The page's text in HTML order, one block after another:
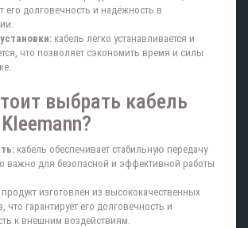
его долговечность и надёжность в
кабель легко устанавливается и
что позволяет сэкономить время и силы
выбрать кабель
кабель обеспечивает стабильную передачу
важно для безопасной и эффективной работы
продукт изготовлен из высококачественных
что гарантирует его долговечность и
к внешним воздействиям.